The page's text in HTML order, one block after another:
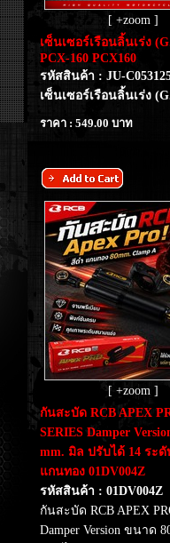
[ +zoom ]
เซ็นเซอร์เรือนลิ้นเร่ง
PCX-160 PCX160
รหัสสินค้า : JU-
เซ็นเซอร์เรือนลิ้นเร่ง
ราคา : 549.00 บาท
[ +zoom ]
กันสะบัด RCB APEX
SERIES Damper
mm. มิล ปรับได้ 14 ระ
แกนทอง 01DV004Z
รหัสสินค้า : 01DV004Z
กันสะบัด RCB APEX
Damper Version ขนาด